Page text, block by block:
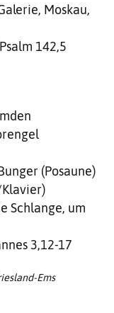
Moskau,
142,5
(Posaune)
Schlange, um
3,12-17
Ems